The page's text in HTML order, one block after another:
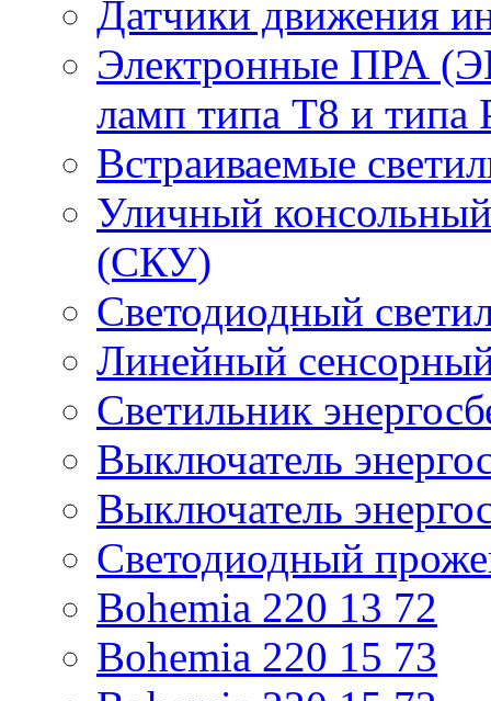
Датчики движения
Электронные ПРА
ламп типа Т8 и типа
Встраиваемые
Уличный
(СКУ)
Светодиодный
Линейный
Светильник
Выключатель
Выключатель
Светодиодный
Bohemia 220 13 72
Bohemia 220 15 73